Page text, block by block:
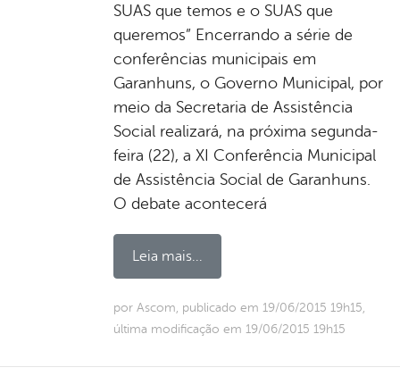
SUAS que temos e o SUAS que
queremos” Encerrando a série de
conferências municipais em
Garanhuns, o Governo Municipal, por
meio da Secretaria de Assistência
Social realizará, na próxima segunda-
feira (22), a XI Conferência Municipal
de Assistência Social de Garanhuns.
O debate acontecerá
Leia mais...
por Ascom, publicado em 19/06/2015 19h15,
última modificação em 19/06/2015 19h15